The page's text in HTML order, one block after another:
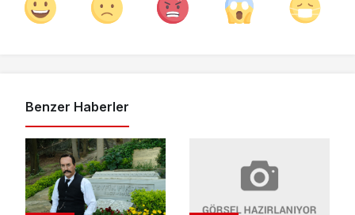
Benzer Haberler